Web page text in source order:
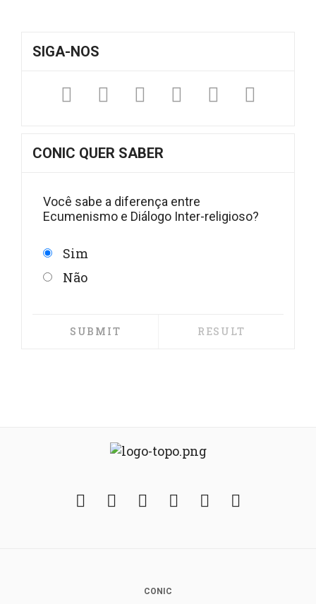
SIGA-NOS
FacebookTwitterInstagram
YouTube
Fickr
CONIC QUER SABER
Você sabe a diferença entre
Ecumenismo e Diálogo Inter-religioso?
Sim
Não
FacebookTwitter Instagram
YouTubeFickr
CONIC